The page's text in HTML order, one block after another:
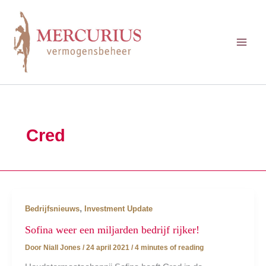
inhoud
Cred
Bedrijfsnieuws, Investment Update
Sofina weer een miljarden bedrijf rijker!
Door Niall Jones / 24 april 2021 / 4 minutes of reading